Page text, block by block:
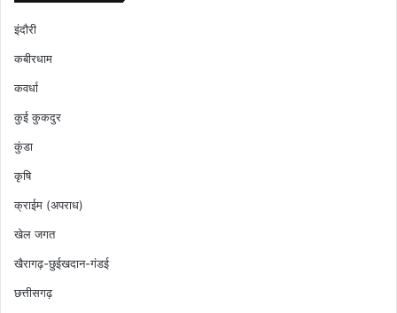
इंदौरी
कबीरधाम
कवर्धा
कुई कुकदुर
कुंडा
कृषि
क्राईम (अपराध)
खेल जगत
खैरागढ़-छुईखदान-गंडई
छत्तीसगढ़